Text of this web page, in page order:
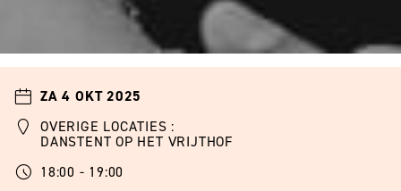
ZA 4 OKT 2025
OVERIGE LOCATIES :
DANSTENT OP HET VRIJTHOF
18:00 - 19:00